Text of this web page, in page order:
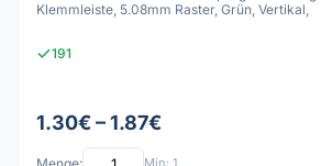
Klemmleiste, 5.08mm Raster, Grün, Vertikal,
191
1.30€ – 1.87€
Min: 1